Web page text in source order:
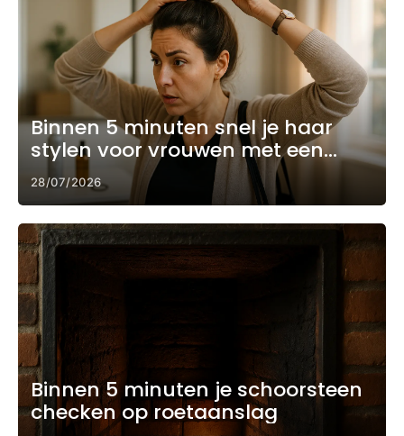
Binnen 5 minuten snel je haar
stylen voor vrouwen met een
drukke ochtend
28/07/2026
Binnen 5 minuten je schoorsteen
checken op roetaanslag